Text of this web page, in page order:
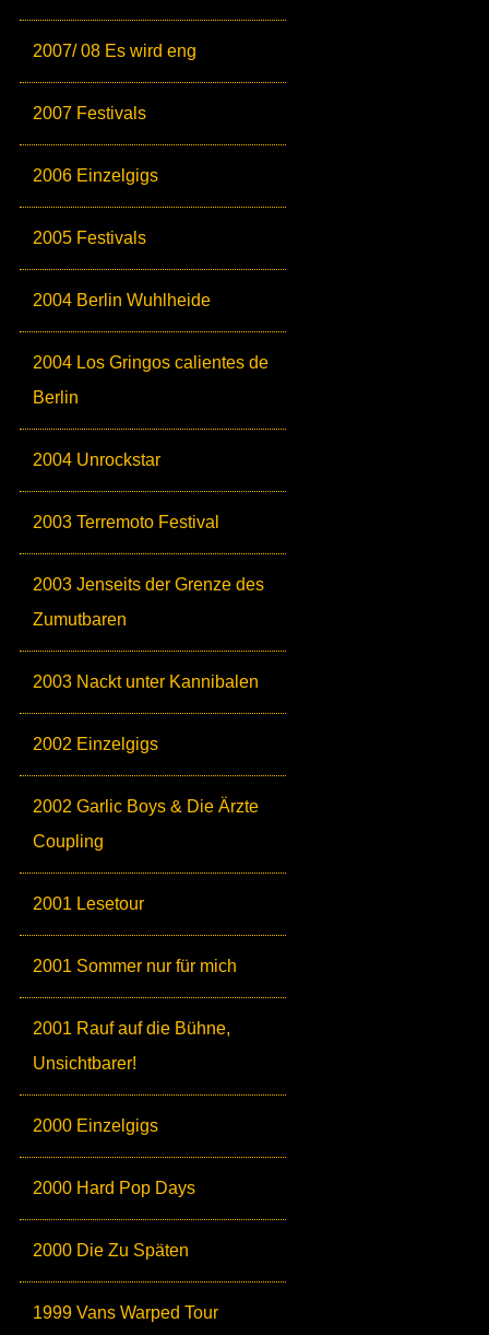
2007/ 08 Es wird eng
2007 Festivals
2006 Einzelgigs
2005 Festivals
2004 Berlin Wuhlheide
2004 Los Gringos calientes de
Berlin
2004 Unrockstar
2003 Terremoto Festival
2003 Jenseits der Grenze des
Zumutbaren
2003 Nackt unter Kannibalen
2002 Einzelgigs
2002 Garlic Boys & Die Ärzte
Coupling
2001 Lesetour
2001 Sommer nur für mich
2001 Rauf auf die Bühne,
Unsichtbarer!
2000 Einzelgigs
2000 Hard Pop Days
2000 Die Zu Späten
1999 Vans Warped Tour